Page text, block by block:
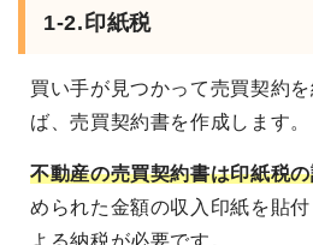
1-2.印紙税
買い手が見つかって売買契約
ば、売買契約書を作成します。
不動産の売買契約書は印紙税
められた金額の収入印紙を貼